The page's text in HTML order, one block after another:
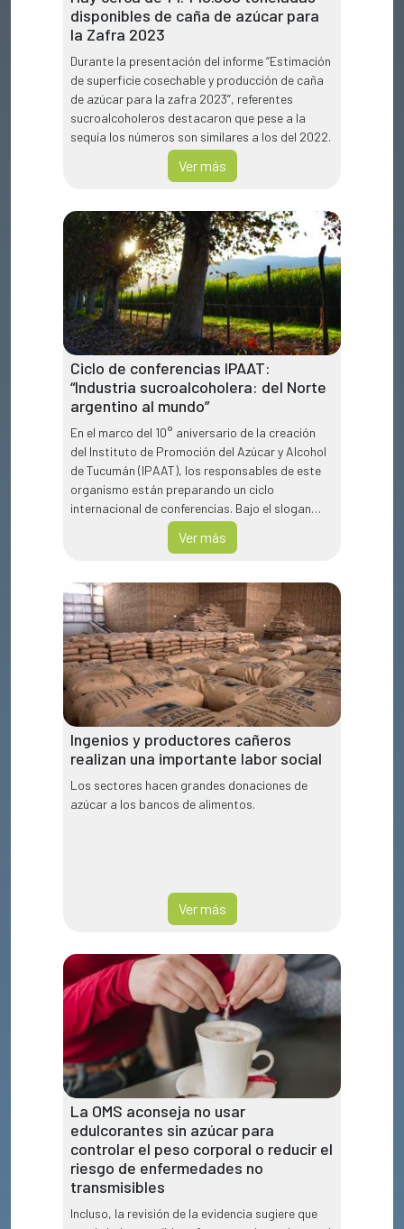
disponibles de caña de azúcar para
la Zafra 2023
Durante la presentación del informe “Estimación
de superficie cosechable y producción de caña
de azúcar para la zafra 2023”, referentes
sucroalcoholeros destacaron que pese a la
sequía los números son similares a los del 2022.
Ver más
Ciclo de conferencias IPAAT:
“Industria sucroalcoholera: del Norte
argentino al mundo”
En el marco del 10° aniversario de la creación
del Instituto de Promoción del Azúcar y Alcohol
de Tucumán (IPAAT), los responsables de este
organismo están preparando un ciclo
internacional de conferencias. Bajo el slogan
"Cultivemos caña de azúcar, cosechemos
energías renovables", se pretende instalar a la
como fuente para la sustentabilidad
energética.
Ver más
Ingenios y productores cañeros
realizan una importante labor social
Los sectores hacen grandes donaciones de
azúcar a los bancos de alimentos.
Ver más
La OMS aconseja no usar
edulcorantes sin azúcar para
controlar el peso corporal o reducir el
riesgo de enfermedades no
transmisibles
Incluso, la revisión de la evidencia sugiere que